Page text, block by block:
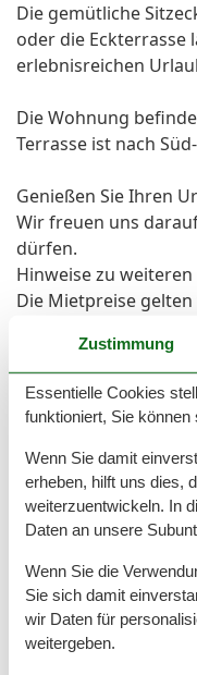
Die gemütliche
oder die Eckterrasse
erlebnisreichen
Die Wohnung
Terrasse ist nach
Genießen Sie Ihren
Wir freuen uns
dürfen.
Hinweise zu
Die Mietpreise
Bitte beachten Sie,
Objekt nur zum
von 5 Nächten, An-/
150,- €
muss mit der Miete
Sicherheitsleistung
Strom/Wasser/
Bett- und
kostenpflichtig
Die Kurabgabe wird
Ein Parkplatz steht
Durchfahrtshöhe
Zustimmung
Essentielle Cookies
funktioniert, Sie
Wenn Sie damit
erheben, hilft uns dies,
weiterzuentwickeln. In
Daten an unsere
Wenn Sie die
Sie sich damit
wir Daten für
weitergeben.